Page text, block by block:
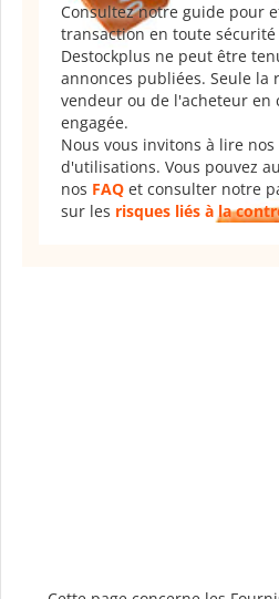
Consultez notre guide pour
transaction en toute sécurité
Destockplus ne peut être
annonces publiées. Seule la
vendeur ou de l'acheteur en
engagée.
Nous vous invitons à lire
d'utilisations. Vous pouvez
nos FAQ et consulter notre
sur les risques liés à la